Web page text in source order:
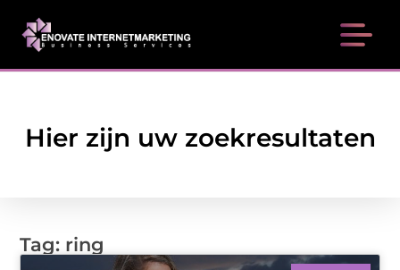
Hier zijn uw zoekresultaten
Tag: ring